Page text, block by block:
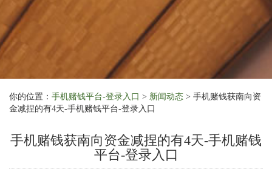
你的位置： 手机赌钱平台-登录入口 > 新闻动态 > 手机赌钱获南向资
金减捏的有4天-手机赌钱平台-登录入口
手机赌钱获南向资金减捏的有4天-手机赌钱
平台-登录入口